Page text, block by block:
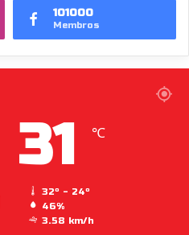
101000
Membros
31 ℃
32º - 24º
46%
3.58 km/h